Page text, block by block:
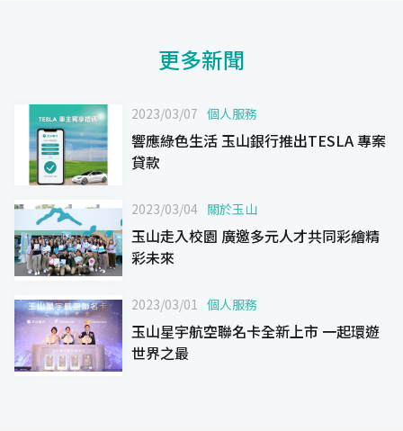
更多新聞
2023/03/07 個人服務
響應綠色生活 玉山銀行推出TESLA 專案
貸款
2023/03/04 關於玉山
玉山走入校園 廣邀多元人才共同彩繪精
彩未來
2023/03/01 個人服務
玉山星宇航空聯名卡全新上市 一起環遊
世界之最